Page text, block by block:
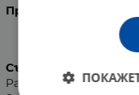
Производител
Състав
Palmitate, Potassium